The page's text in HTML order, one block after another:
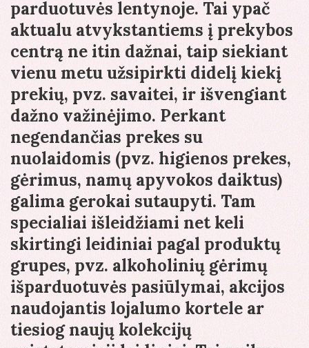
parduotuvės lentynoje. Tai ypač
aktualu atvykstantiems į prekybos
centrą ne itin dažnai, taip siekiant
vienu metu užsipirkti didelį kiekį
prekių, pvz. savaitei, ir išvengiant
dažno važinėjimo. Perkant
negendančias prekes su
nuolaidomis (pvz. higienos prekes,
gėrimus, namų apyvokos daiktus)
galima gerokai sutaupyti. Tam
specialiai išleidžiami net keli
skirtingi leidiniai pagal produktų
grupes, pvz. alkoholinių gėrimų
išparduotuvės pasiūlymai, akcijos
naudojantis lojalumo kortele ar
tiesiog naujų kolekcijų